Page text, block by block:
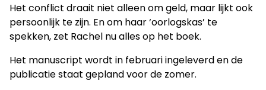
Het conflict draait niet alleen om geld, maar lijkt ook
persoonlijk te zijn. En om haar ‘oorlogskas’ te
spekken, zet Rachel nu alles op het boek.
Het manuscript wordt in februari ingeleverd en de
publicatie staat gepland voor de zomer.